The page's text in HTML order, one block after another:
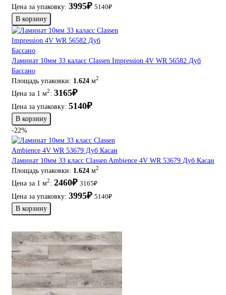
Цена за упаковку: 3995₽ 5140₽
В корзину
Ламинат 10мм 33 каласс Classen Impression 4V WR 56582 Дуб
Бассано
Площадь упаковки: 1.624 м2
Цена за 1 м2: 3165₽
Цена за упаковку: 5140₽
В корзину
-22%
Ламинат 10мм 33 класс Classen Ambience 4V WR 53679 Дуб Касаи
Площадь упаковки: 1.624 м2
Цена за 1 м2: 2460₽ 3165₽
Цена за упаковку: 3995₽ 5140₽
В корзину